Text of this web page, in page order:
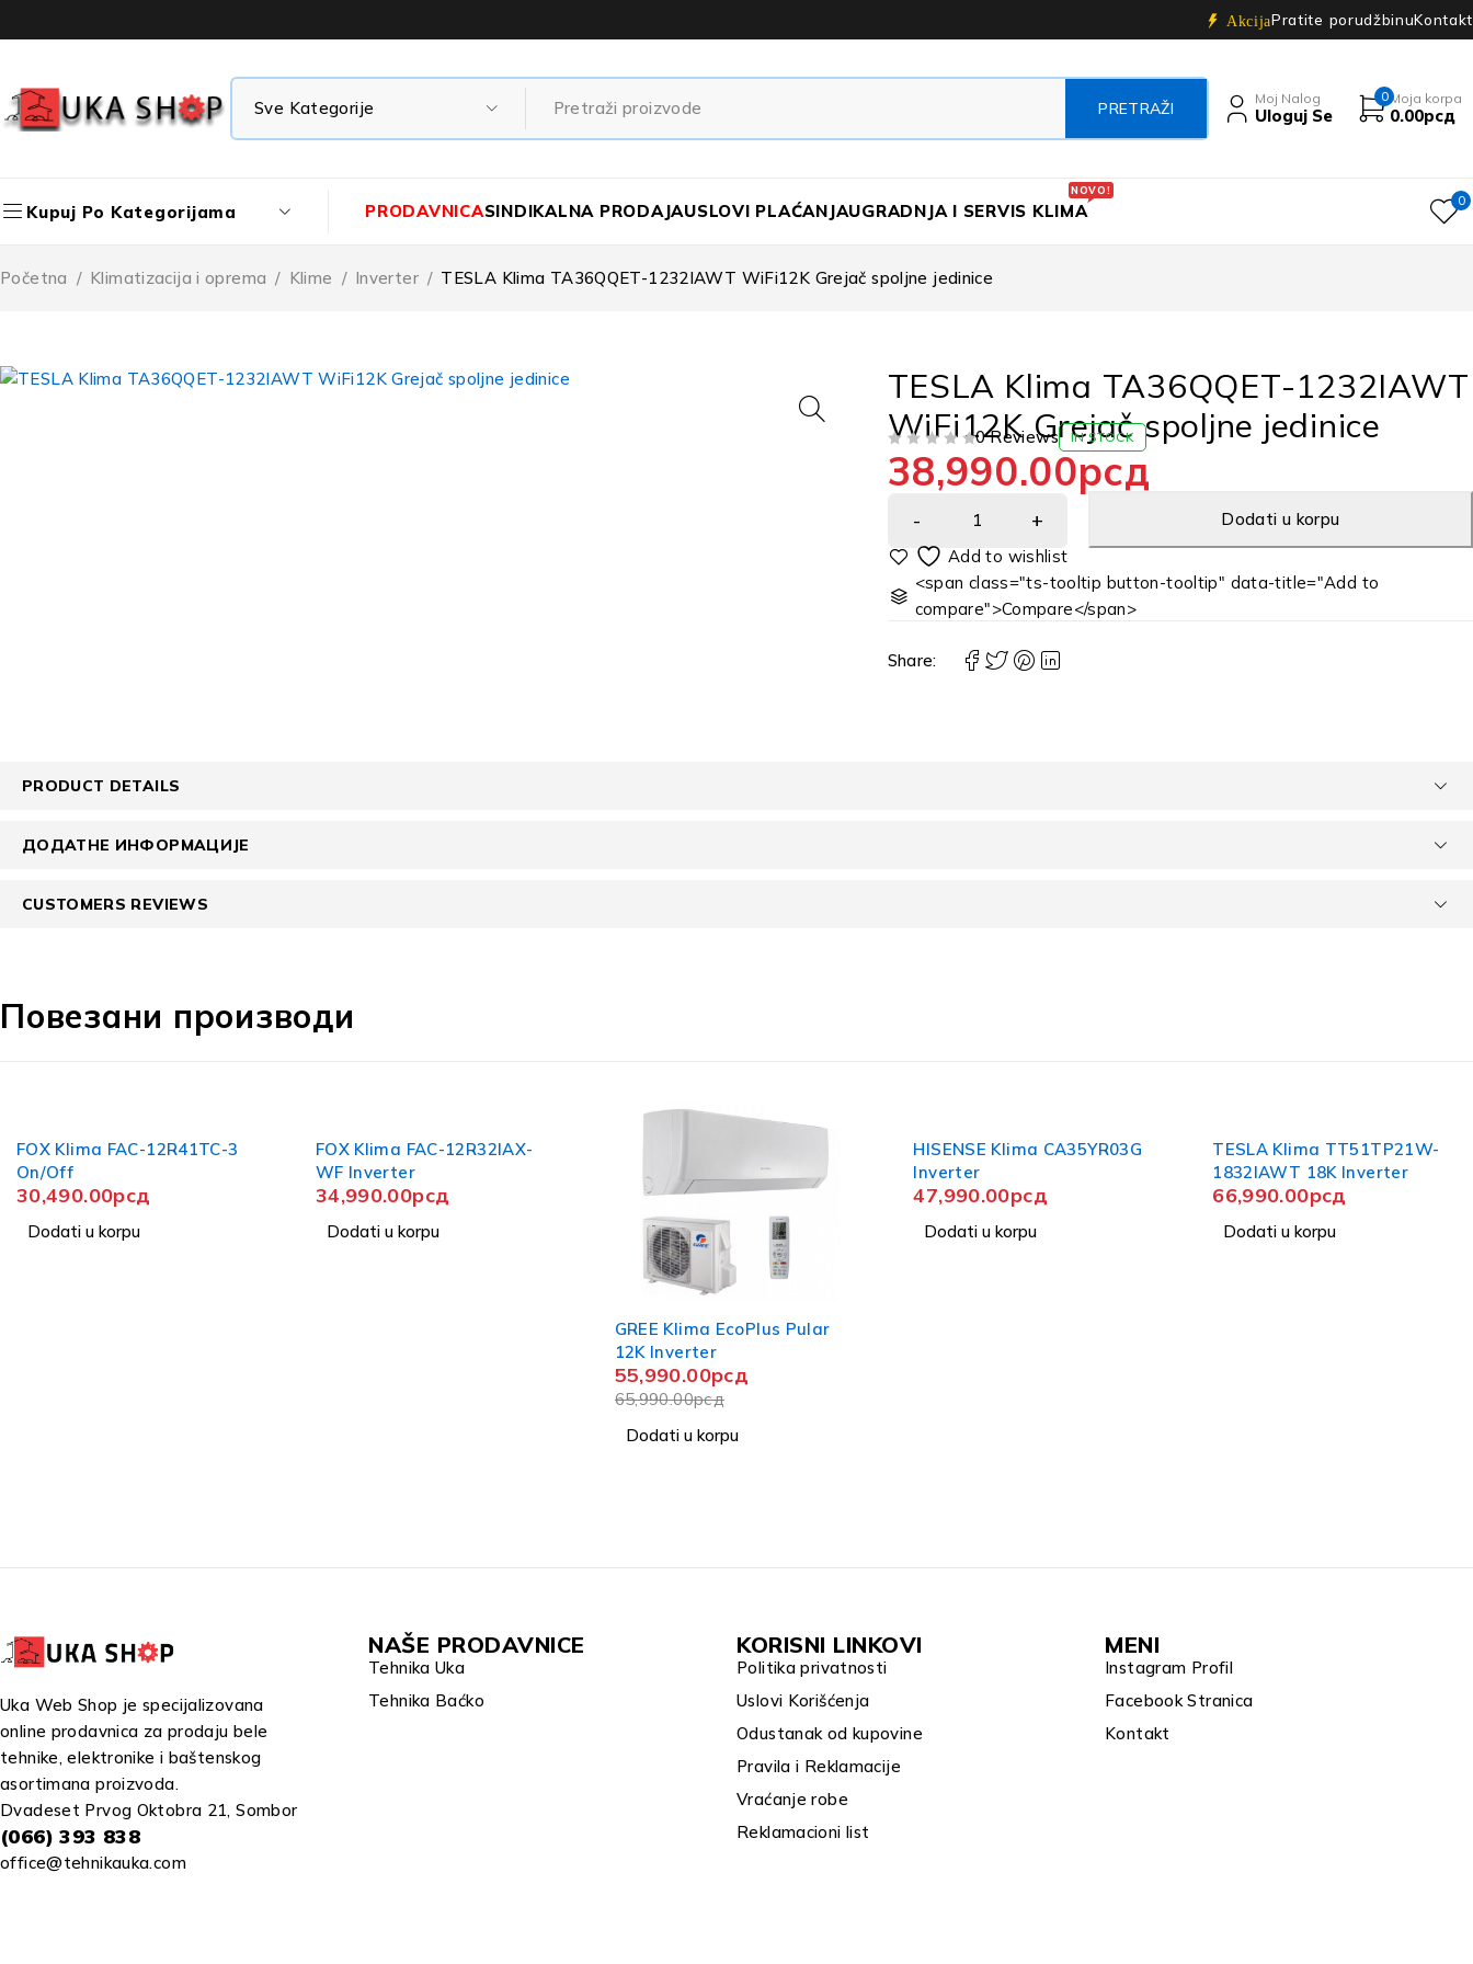
AkcijaPratite porudžbinuKontakt
Moj Nalog
Uloguj Se
0 Moja korpa
0.00рсд
Kupuj Po Kategorijama PRODAVNICASINDIKALNA PRODAJAUSLOVI PLAĆANJAUGRADNJA I SERVIS KLIMA
NOVO!
0
Početna / Klimatizacija i oprema / Klime / Inverter / TESLA Klima TA36QQET-1232IAWT WiFi12K Grejač spoljne jedinice
TESLA Klima TA36QQET-1232IAWT
WiFi12K Grejač spoljne jedinice
0 Reviews IN STOCK
38,990.00рсд
Dodati u korpu
<span class="ts-tooltip button-tooltip" data-title="Add to
compare">Compare</span>
Share:
PRODUCT DETAILS
ДОДАТНЕ ИНФОРМАЦИЈЕ
CUSTOMERS REVIEWS
Повезани производи
3
FOX Klima FAC-12R32IAX-
34,990.00
GREE Klima EcoPlus Pular
HISENSE Klima CA35YR03G
Inverter
47,990.00
Dodati u korpu
TESLA Klima TT51TP21W-
1832IAWT 18K Inverter
66,990.00
TESLA Klima
1232IA Inverter
36,990.00
Uka Web Shop je specijalizovana
online prodavnica za prodaju bele
tehnike, elektronike i baštenskog
asortimana proizvoda.
Dvadeset Prvog Oktobra 21, Sombor
(066) 393 838
office@tehnikauka.com
NAŠE PRODAVNICE
Tehnika Uka
Tehnika Baćko
KORISNI LINKOVI
Politika privatnosti
Uslovi Korišćenja
Odustanak od kupovine
Pravila i Reklamacije
Vraćanje robe
Reklamacioni list
MENI
Instagram Profil
Facebook Stranica
Kontakt